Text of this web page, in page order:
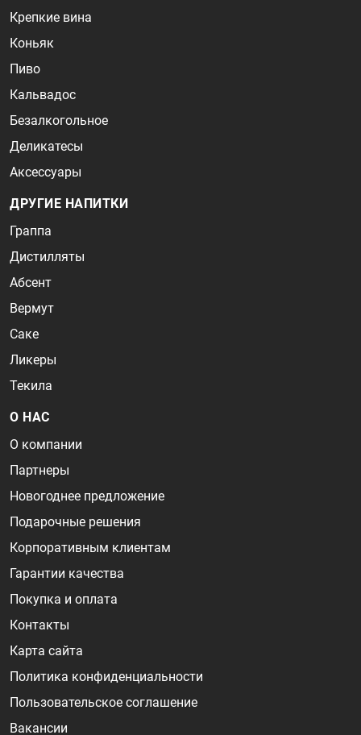
Крепкие вина
Коньяк
Пиво
Кальвадос
Безалкогольное
Деликатесы
Аксессуары
ДРУГИЕ НАПИТКИ
Граппа
Дистилляты
Абсент
Вермут
Саке
Ликеры
Текила
О НАС
О компании
Партнеры
Новогоднее предложение
Подарочные решения
Корпоративным клиентам
Гарантии качества
Покупка и оплата
Контакты
Карта сайта
Политика конфиденциальности
Пользовательское соглашение
Вакансии